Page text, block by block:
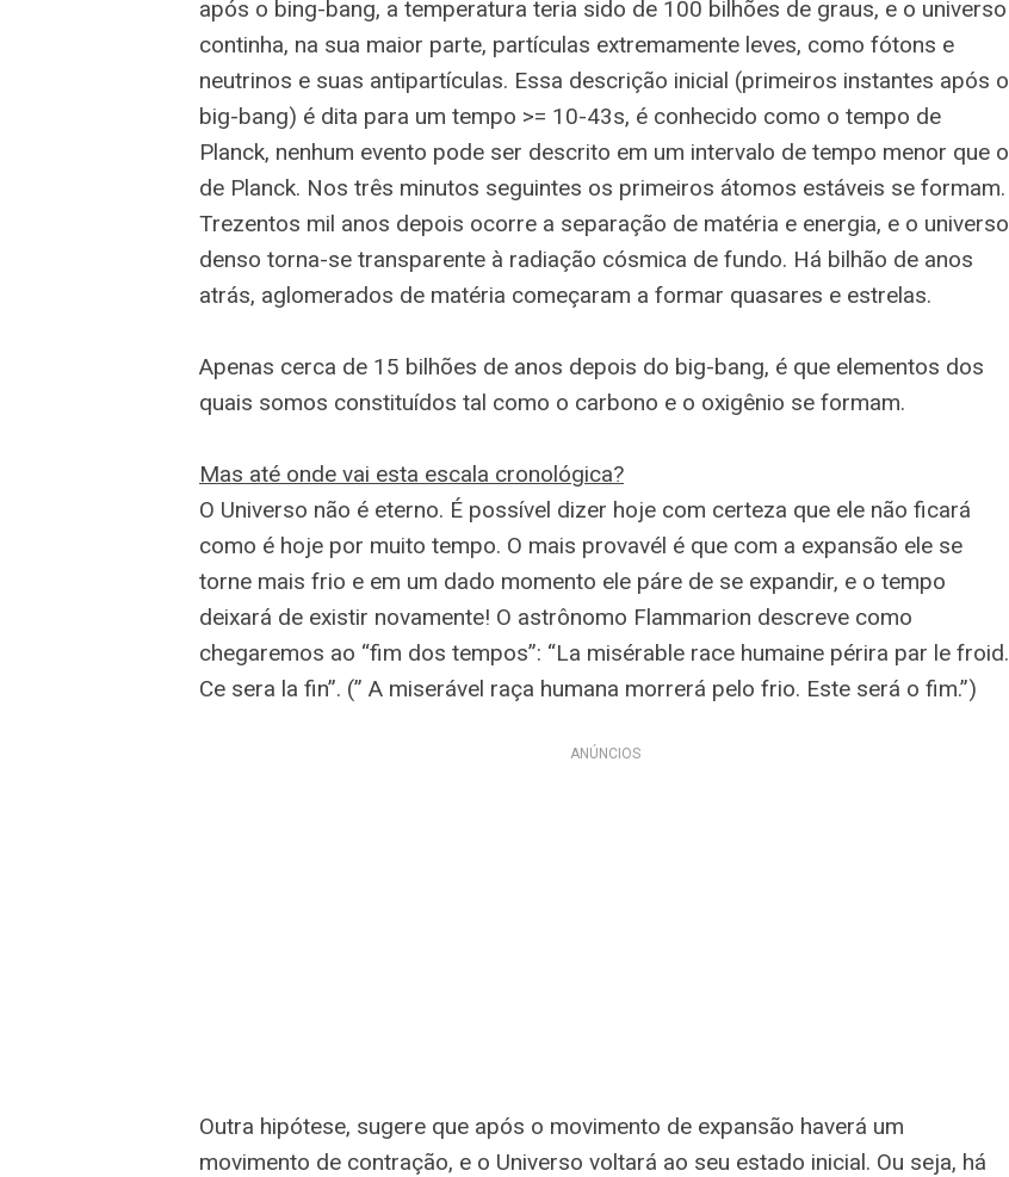
após o bing-bang, a temperatura teria sido de 100 bilhões de graus, e o universo
continha, na sua maior parte, partículas extremamente leves, como fótons e
neutrinos e suas antipartículas. Essa descrição inicial (primeiros instantes após o
big-bang) é dita para um tempo >= 10-43s, é conhecido como o tempo de
Planck, nenhum evento pode ser descrito em um intervalo de tempo menor que o
de Planck. Nos três minutos seguintes os primeiros átomos estáveis se formam.
Trezentos mil anos depois ocorre a separação de matéria e energia, e o universo
denso torna-se transparente à radiação cósmica de fundo. Há bilhão de anos
atrás, aglomerados de matéria começaram a formar quasares e estrelas.
Apenas cerca de 15 bilhões de anos depois do big-bang, é que elementos dos
quais somos constituídos tal como o carbono e o oxigênio se formam.
Mas até onde vai esta escala cronológica?
O Universo não é eterno. É possível dizer hoje com certeza que ele não ficará
como é hoje por muito tempo. O mais provavél é que com a expansão ele se
torne mais frio e em um dado momento ele páre de se expandir, e o tempo
deixará de existir novamente! O astrônomo Flammarion descreve como
chegaremos ao “fim dos tempos”: “La misérable race humaine périra par le froid.
Ce sera la fin”. (” A miserável raça humana morrerá pelo frio. Este será o fim.”)
ANÚNCIOS
Outra hipótese, sugere que após o movimento de expansão haverá um
movimento de contração, e o Universo voltará ao seu estado inicial. Ou seja, há